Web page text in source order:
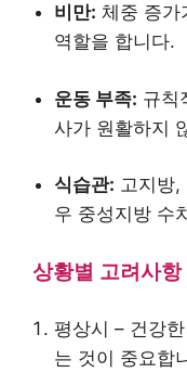
비만: 체중 증가
역할을 합니다.
운동 부족: 규칙
사가 원활하지
식습관: 고지방,
우 중성지방 수
상황별 고려사항
평상시 – 건강
는 것이 중요합